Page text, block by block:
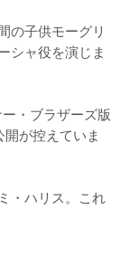
の子供モーグリ
シャ役を演じま
・ブラザーズ版
が控えていま
・ハリス。これ